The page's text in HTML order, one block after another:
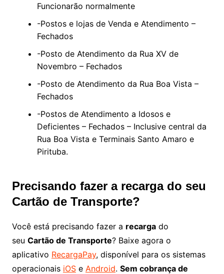
Funcionarão normalmente
-Postos e lojas de Venda e Atendimento –
Fechados
-Posto de Atendimento da Rua XV de
Novembro – Fechados
-Posto de Atendimento da Rua Boa Vista –
Fechados
-Postos de Atendimento a Idosos e
Deficientes – Fechados – Inclusive central da
Rua Boa Vista e Terminais Santo Amaro e
Pirituba.
Precisando fazer a recarga do seu
Cartão de Transporte?
Você está precisando fazer a recargado
seu Cartão de Transporte? Baixe agora o
aplicativo RecargaPay, disponível para os sistemas
operacionais iOSe Android. Sem cobrança de